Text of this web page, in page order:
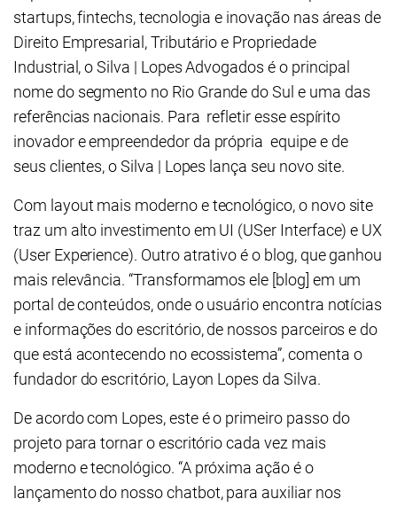
startups, fintechs, tecnologia e inovação nas áreas de
Direito Empresarial, Tributário e Propriedade
Industrial, o Silva | Lopes Advogados é o principal
nome do segmento no Rio Grande do Sul e uma das
referências nacionais. Para refletir esse espírito
inovador e empreendedor da própria equipe e de
seus clientes, o Silva | Lopes lança seu novo site.
Com layout mais moderno e tecnológico, o novo site
traz um alto investimento em UI (USer Interface) e UX
(User Experience). Outro atrativo é o blog, que ganhou
mais relevância. “Transformamos ele [blog] em um
portal de conteúdos, onde o usuário encontra notícias
e informações do escritório, de nossos parceiros e do
que está acontecendo no ecossistema”, comenta o
fundador do escritório, Layon Lopes da Silva.
De acordo com Lopes, este é o primeiro passo do
projeto para tornar o escritório cada vez mais
moderno e tecnológico. “A próxima ação é o
lançamento do nosso chatbot, para auxiliar nos